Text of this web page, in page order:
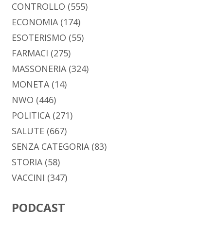
CONTROLLO (555)
ECONOMIA(174)
ESOTERISMO (55)
FARMACI (275)
MASSONERIA(324)
MONETA(14)
NWO (446)
POLITICA(271)
SALUTE (667)
SENZA CATEGORIA(83)
STORIA(58)
VACCINI (347)
PODCAST